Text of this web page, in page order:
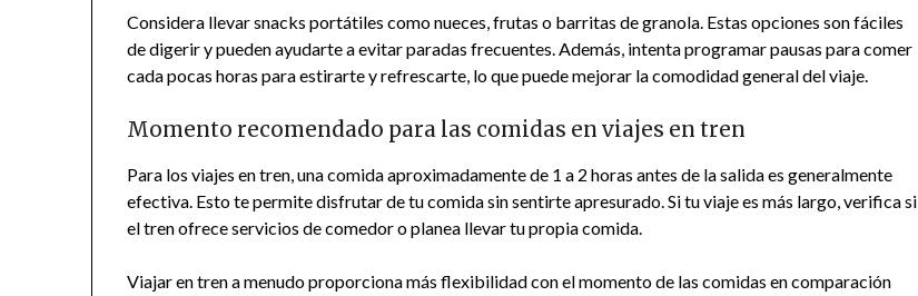
Considera llevar snacks portátiles como nueces, frutas o barritas de granola. Estas opciones son fáciles
de digerir y pueden ayudarte a evitar paradas frecuentes. Además, intenta programar pausas para comer
cada pocas horas para estirarte y refrescarte, lo que puede mejorar la comodidad general del viaje.
Momento recomendado para las comidas en viajes en tren
Para los viajes en tren, una comida aproximadamente de 1 a 2 horas antes de la salida es generalmente
efectiva. Esto te permite disfrutar de tu comida sin sentirte apresurado. Si tu viaje es más largo, verifica si
el tren ofrece servicios de comedor o planea llevar tu propia comida.
Viajar en tren a menudo proporciona más flexibilidad con el momento de las comidas en comparación